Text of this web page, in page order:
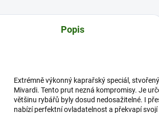
Popis
Extrémně výkonný kaprařský speciál,
Mivardi. Tento prut nezná kompromisy. Je
většinu rybářů byly dosud nedosažitelné. I
nabízí perfektní ovladatelnost a překvapí